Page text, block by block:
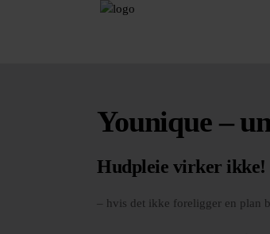
Younique –
Hudpleie virker ikke!
– hvis det ikke foreligger en plan